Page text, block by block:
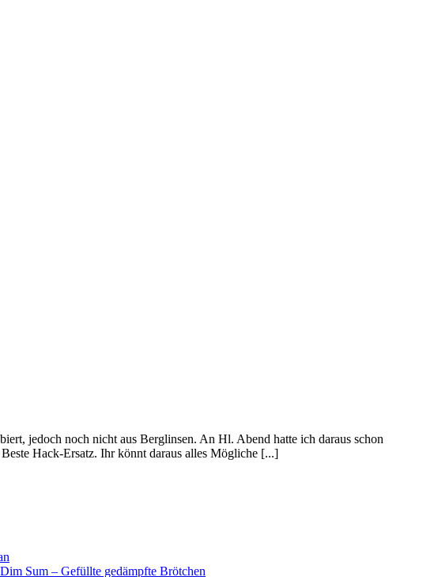
jedoch noch nicht aus Berglinsen. An Hl. Abend hatte ich daraus schon
Hack-Ersatz. Ihr könnt daraus alles Mögliche [...]
Sum – Gefüllte gedämpfte Brötchen